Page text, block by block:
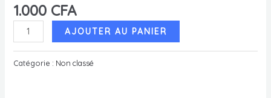
1.000 CFA
quantité
de
AJOUTER AU PANIER
Catégorie : Non classé